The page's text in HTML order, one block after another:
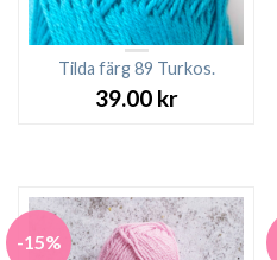
Tilda färg 89 Turkos.
39.00 kr
-15%